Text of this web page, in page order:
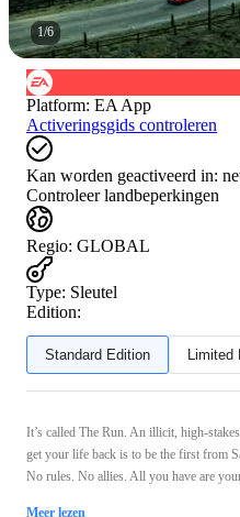
1/6
Platform: EA App
Activeringsgids controleren
Kan worden geactiveerd in:
Controleer landbeperkingen
Regio: GLOBAL
Type: Sleutel
Edition:
Standard Edition
It’s called The Run. An illicit, high-
get your life back is to be the first from
No rules. No allies. All you have are
Meer lezen